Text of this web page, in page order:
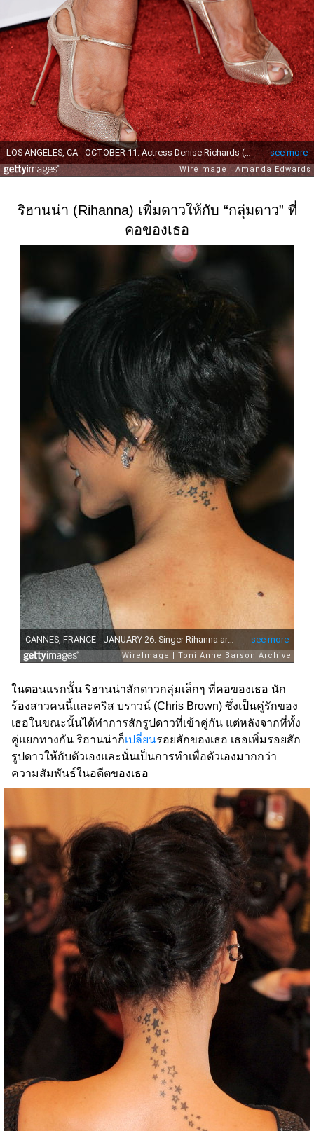
ริฮานน่า (Rihanna) เพิ่มดาวให้กับ “กลุ่มดาว” ที่
คอของเธอ
ในตอนแรกนั้น ริฮานน่าสักดาวกลุ่มเล็กๆ ที่คอของเธอ นัก
ร้องสาวคนนี้และคริส บราวน์ (Chris Brown) ซึ่งเป็นคู่รักของ
เธอในขณะนั้นได้ทำการสักรูปดาวที่เข้าคู่กัน แต่หลังจากที่ทั้ง
คู่แยกทางกัน ริฮานน่าก็เปลี่ยนรอยสักของเธอ เธอเพิ่มรอยสัก
รูปดาวให้กับตัวเองและนั่นเป็นการทำเพื่อตัวเองมากกว่า
ความสัมพันธ์ในอดีตของเธอ